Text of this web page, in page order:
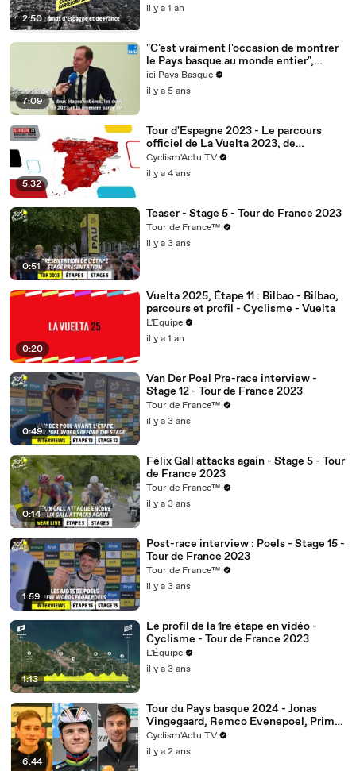
2:50
il y a 1 an
7:09
"C'est vraiment l'occasion de montrer
le Pays basque au monde entier",
Christian Prudhomme revient
l'annonce des trois étapes basques du
Tour de France 2023
ici Pays Basque
il y a 5 ans
5:32
Tour d'Espagne 2023 - Le parcours
officiel de La Vuelta 2023, de
Barcelone à Madrid !
Cyclism'Actu TV
il y a 4 ans
0:51
Teaser - Stage 5 - Tour de France 2023
Tour de France™
il y a 3 ans
0:20
Vuelta 2025, Étape 11 : Bilbao - Bilbao,
parcours et profil - Cyclisme - Vuelta
L'Équipe
il y a 1 an
0:49
Van Der Poel Pre-race interview -
Stage 12 - Tour de France 2023
Tour de France™
il y a 3 ans
0:14
Félix Gall attacks again - Stage 5 - Tour
de France 2023
Tour de France™
il y a 3 ans
1:59
Post-race interview : Poels - Stage 15 -
Tour de France 2023
Tour de France™
il y a 3 ans
1:13
Le profil de la 1re étape en vidéo -
Cyclisme - Tour de France 2023
L'Équipe
il y a 3 ans
6:44
Tour du Pays basque 2024 - Jonas
Vingegaard, Remco Evenepoel, Primoz
Roglic, Juan Ayuso... un avant-goût du
Tour de France 2024 sur l'Itzulia au
Pays basque
Cyclism'Actu TV
il y a 2 ans